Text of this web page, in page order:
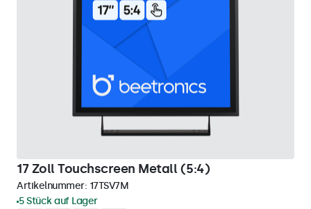
17 Zoll Touchscreen Metall (5:4)
Artikelnummer: 17TSV7M
5 Stück auf Lager